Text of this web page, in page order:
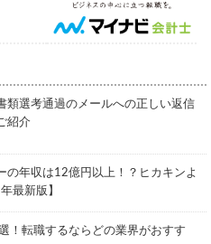
類選考通過のメールへの正しい返信
紹介
の年収は12億円以上！？ヒカキンよ
最新版】
！転職するならどの業界がおすす